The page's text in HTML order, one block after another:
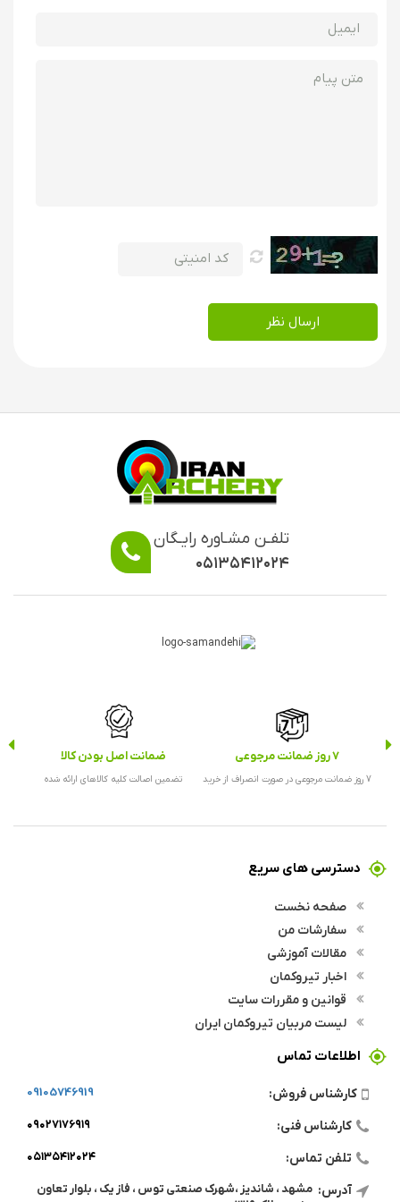
ارسال نظر
تلفـن مشـاوره رایـگان
۰۵۱۳۵۴۱۲۰۲۴
7 روز ضمانت مرجوعی
7 روز ضمانت مرجوعی در صورت انصراف از خرید
ضمانت اصل بودن کالا
تضمین اصالت کلیه کالاهای ارائه شده
دسترسی های سریع
صفحه نخست
سفارشات من
مقالات آموزشی
اخبار تیروکمان
قوانین و مقررات سایت
لیست مربیان تیروکمان ایران
اطلاعات تماس
کارشناس فروش: 09105746919
کارشناس فنی: ۰۹۰۲۷۱۷۶۹۱۹
تلفن تماس: ۰۵۱۳۵۴۱۲۰۲۴
آدرس: مشهد ، شاندیز ،شهرک صنعتی توس ، فاز یک ، بلوار تعاون